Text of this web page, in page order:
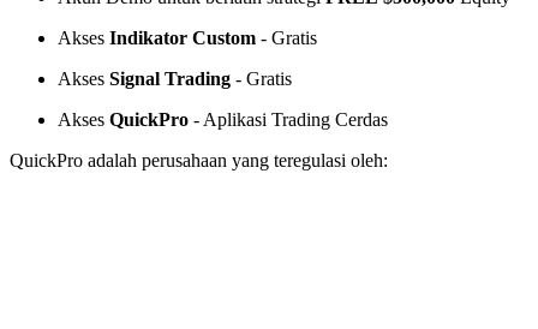
Akses Indikator Custom - Gratis
Akses Signal Trading - Gratis
Akses QuickPro - Aplikasi Trading Cerdas
QuickPro adalah perusahaan yang teregulasi oleh: